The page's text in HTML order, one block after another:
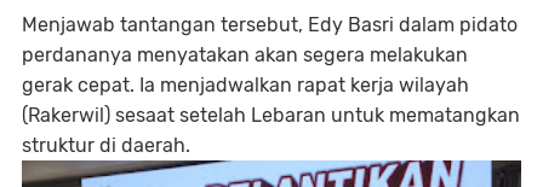
Menjawab tantangan tersebut, Edy Basri dalam pidato
perdananya menyatakan akan segera melakukan
gerak cepat. Ia menjadwalkan rapat kerja wilayah
(Rakerwil) sesaat setelah Lebaran untuk mematangkan
struktur di daerah.